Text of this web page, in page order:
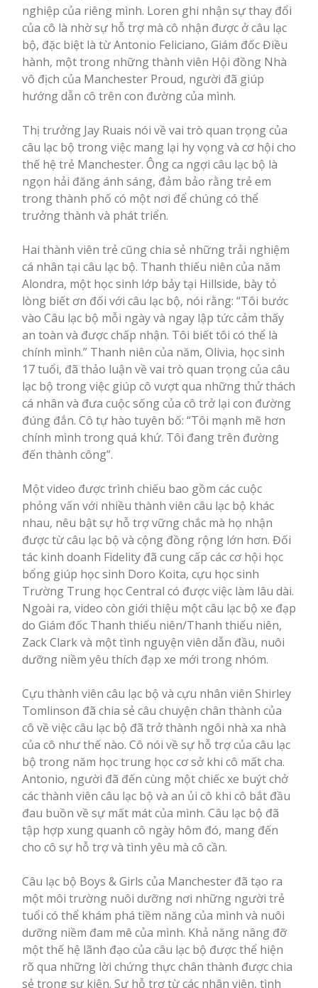
nghiệp của riêng mình. Loren ghi nhận sự thay đổi
của cô là nhờ sự hỗ trợ mà cô nhận được ở câu lạc
bộ, đặc biệt là từ Antonio Feliciano, Giám đốc Điều
hành, một trong những thành viên Hội đồng Nhà
vô địch của Manchester Proud, người đã giúp
hướng dẫn cô trên con đường của mình.
Thị trưởng Jay Ruais nói về vai trò quan trọng của
câu lạc bộ trong việc mang lại hy vọng và cơ hội cho
thế hệ trẻ Manchester. Ông ca ngợi câu lạc bộ là
ngọn hải đăng ánh sáng, đảm bảo rằng trẻ em
trong thành phố có một nơi để chúng có thể
trưởng thành và phát triển.
Hai thành viên trẻ cũng chia sẻ những trải nghiệm
cá nhân tại câu lạc bộ. Thanh thiếu niên của năm
Alondra, một học sinh lớp bảy tại Hillside, bày tỏ
lòng biết ơn đối với câu lạc bộ, nói rằng: “Tôi bước
vào Câu lạc bộ mỗi ngày và ngay lập tức cảm thấy
an toàn và được chấp nhận. Tôi biết tôi có thể là
chính mình.” Thanh niên của năm, Olivia, học sinh
17 tuổi, đã thảo luận về vai trò quan trọng của câu
lạc bộ trong việc giúp cô vượt qua những thử thách
cá nhân và đưa cuộc sống của cô trở lại con đường
đúng đắn. Cô tự hào tuyên bố: “Tôi mạnh mẽ hơn
chính mình trong quá khứ. Tôi đang trên đường
đến thành công”.
Một video được trình chiếu bao gồm các cuộc
phỏng vấn với nhiều thành viên câu lạc bộ khác
nhau, nêu bật sự hỗ trợ vững chắc mà họ nhận
được từ câu lạc bộ và cộng đồng rộng lớn hơn. Đối
tác kinh doanh Fidelity đã cung cấp các cơ hội học
bổng giúp học sinh Doro Koita, cựu học sinh
Trường Trung học Central có được việc làm lâu dài.
Ngoài ra, video còn giới thiệu một câu lạc bộ xe đạp
do Giám đốc Thanh thiếu niên/Thanh thiếu niên,
Zack Clark và một tình nguyện viên dẫn đầu, nuôi
dưỡng niềm yêu thích đạp xe mới trong nhóm.
Cựu thành viên câu lạc bộ và cựu nhân viên Shirley
Tomlinson đã chia sẻ câu chuyện chân thành của
cô về việc câu lạc bộ đã trở thành ngôi nhà xa nhà
của cô như thế nào. Cô nói về sự hỗ trợ của câu lạc
bộ trong năm học trung học cơ sở khi cô mất cha.
Antonio, người đã đến cùng một chiếc xe buýt chở
các thành viên câu lạc bộ và an ủi cô khi cô bắt đầu
đau buồn về sự mất mát của mình. Câu lạc bộ đã
tập hợp xung quanh cô ngày hôm đó, mang đến
cho cô sự hỗ trợ và tình yêu mà cô cần.
Câu lạc bộ Boys & Girls của Manchester đã tạo ra
một môi trường nuôi dưỡng nơi những người trẻ
tuổi có thể khám phá tiềm năng của mình và nuôi
dưỡng niềm đam mê của mình. Khả năng nâng đỡ
một thế hệ lãnh đạo của câu lạc bộ được thể hiện
rõ qua những lời chứng thực chân thành được chia
sẻ trong sự kiện. Sự hỗ trợ từ các nhân viên, tình